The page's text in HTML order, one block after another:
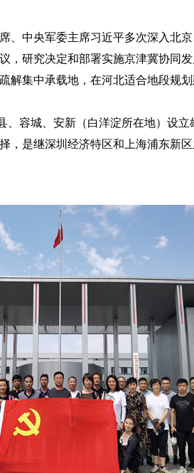
、中央军委主席习近平多次深入北
，研究决定和部署实施京津冀协同发
集中承载地，在河北适合地段规划
容城、安新（白洋淀所在地）设立
，是继深圳经济特区和上海浦东新